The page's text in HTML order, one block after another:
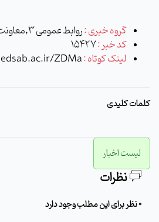
گروه خبری :روابط عمومی 3,معاونت بهداشتی
کد خبر :15427
لینک کوتاه :ZDMa
کلمات کلیدی
لیست اخبار
نظرات
0 نظر برای این مطلب وجود دارد